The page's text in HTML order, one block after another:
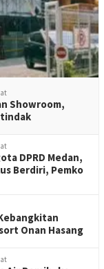
Showroom,
DPRD Medan,
Berdiri, Pemko
Onan Hasang